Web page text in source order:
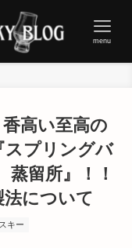
menu
香高い至高の
スプリングバ
留所』！！
について
キー